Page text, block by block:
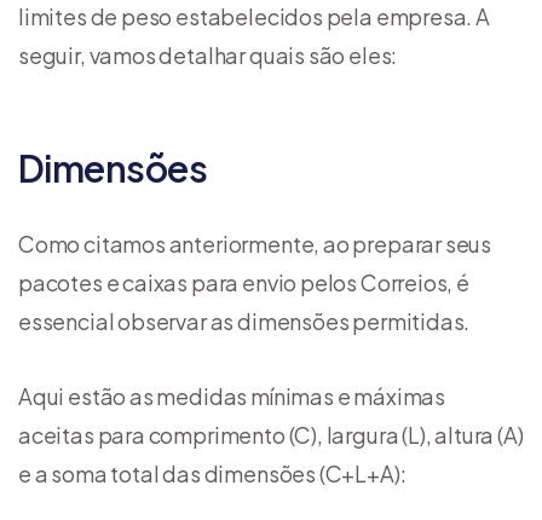
limites de peso estabelecidos pela empresa. A
seguir, vamos detalhar quais são eles:
Dimensões
Como citamos anteriormente, ao preparar seus
pacotes e caixas para envio pelos Correios, é
essencial observar as dimensões permitidas.
Aqui estão as medidas mínimas e máximas
aceitas para comprimento (C), largura (L), altura (A)
e a soma total das dimensões (C+L+A):